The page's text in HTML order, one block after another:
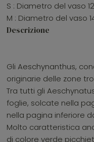
S : Diametro del vaso
M : Diametro del vaso
Descrizione
Gli Aeschynanthus,
originarie delle zone
Tra tutti gli
foglie, solcate nella
nella pagina inferiore
Molto caratteristica
di colore verde